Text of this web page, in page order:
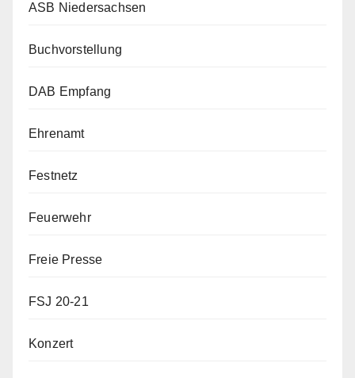
ASB Niedersachsen
Buchvorstellung
DAB Empfang
Ehrenamt
Festnetz
Feuerwehr
Freie Presse
FSJ 20-21
Konzert